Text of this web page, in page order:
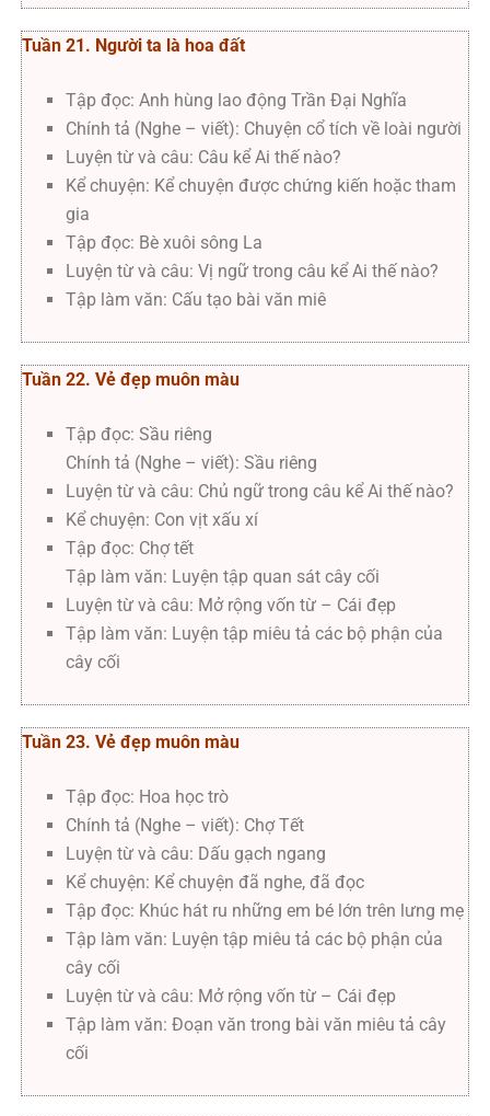
Tuần 21. Người ta là hoa đất
Tập đọc: Anh hùng lao động Trần Đại Nghĩa
Chính tả (Nghe – viết): Chuyện cổ tích về loài người
Luyện từ và câu: Câu kể Ai thế nào?
Kể chuyện: Kể chuyện được chứng kiến hoặc tham
gia
Tập đọc: Bè xuôi sông La
Luyện từ và câu: Vị ngữ trong câu kể Ai thế nào?
Tập làm văn: Cấu tạo bài văn miê
Tuần 22. Vẻ đẹp muôn màu
Tập đọc: Sầu riêng
Chính tả (Nghe – viết): Sầu riêng
Luyện từ và câu: Chủ ngữ trong câu kể Ai thế nào?
Kể chuyện: Con vịt xấu xí
Tập đọc: Chợ tết
Tập làm văn: Luyện tập quan sát cây cối
Luyện từ và câu: Mở rộng vốn từ – Cái đẹp
Tập làm văn: Luyện tập miêu tả các bộ phận của
cây cối
Tuần 23. Vẻ đẹp muôn màu
Tập đọc: Hoa học trò
Chính tả (Nghe – viết): Chợ Tết
Luyện từ và câu: Dấu gạch ngang
Kể chuyện: Kể chuyện đã nghe, đã đọc
Tập đọc: Khúc hát ru những em bé lớn trên lưng mẹ
Tập làm văn: Luyện tập miêu tả các bộ phận của
cây cối
Luyện từ và câu: Mở rộng vốn từ – Cái đẹp
Tập làm văn: Đoạn văn trong bài văn miêu tả cây
cối